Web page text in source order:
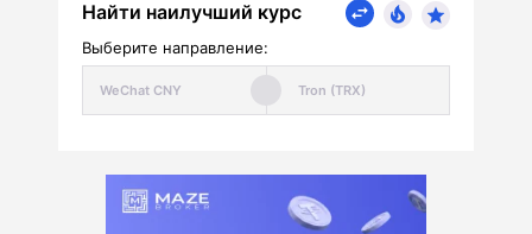
Найти наилучший курс
Выберите направление: